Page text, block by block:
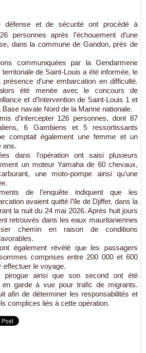
défense et de sécurité ont procédé à
personnes après l’échouement d’une
dans la commune de Gandon, près de
communiquées par la Gendarmerie
territoriale de Saint-Louis a été informée, le
d’une embarcation en difficulté.
été menée avec le concours de
et d’Intervention de Saint-Louis 1 et
Base navale Nord de la Marine nationale.
d’intercepter 126 personnes, dont 87
6 Gambiens et 5 ressortissants
comptait également une femme et un
ans.
dans l’opération ont saisi plusieurs
un moteur Yamaha de 60 chevaux,
une moto-pompe ainsi qu’une
de l’enquête indiquent que les
avaient quitté l’île de Djiffer, dans la
la nuit du 24 mai 2026. Après huit jours
retrouvés dans les eaux mauritaniennes
chemin en raison de conditions
également révélé que les passagers
comprises entre 200 000 et 600
effectuer le voyage.
pirogue ainsi que son second ont été
en garde à vue pour trafic de migrants.
afin de déterminer les responsabilités et
complices liés à cette opération.